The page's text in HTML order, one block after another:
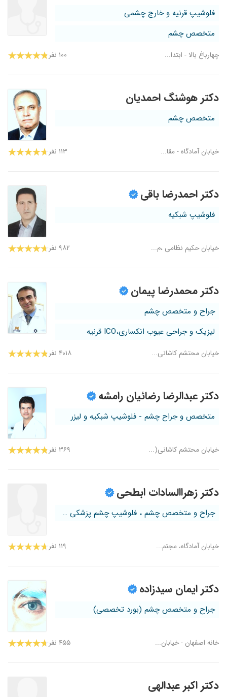
فلوشیپ قرنیه و خارج چشمی
متخصص چشم
چهارباغ بالا - ابتدا... ۱۰۰ نفر
دکتر هوشنگ احمدیان
متخصص چشم
خیابان آمادگاه - مقا... ۱۱۳ نفر
دکتر احمدرضا باقی
فلوشیپ شبکیه
خیابان حکیم نظامی ،م... ۹۸۲ نفر
دکتر محمدرضا پیمان
جراح و متخصص چشم
لیزیک و جراحی عیوب انکساری،ICO قرنیه
خیابان محتشم کاشانی... ۴۰۱۸ نفر
دکتر عبدالرضا رضائیان رامشه
متخصص و جراح چشم - فلوشیپ شبکیه و لیزر
خیابان محتشم کاشانی(... ۳۶۹ نفر
دکتر زهراالسادات ابطحی
جراح و متخصص چشم ، فلوشیپ چشم پزشکی ک...
خیابان آمادگاه، مجتم... ۱۱۹ نفر
دکتر ایمان سیدزاده
جراح و متخصص چشم (بورد تخصصی)
خانه اصفهان - خیابان... ۴۵۵ نفر
دکتر اکبر عبدالهی